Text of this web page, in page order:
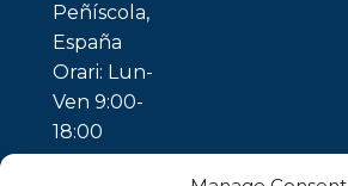
Peñíscola,
España
Orari: Lun-
Ven 9:00-
18:00